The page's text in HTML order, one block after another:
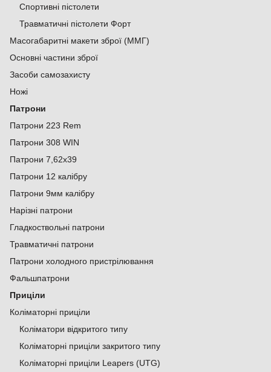
Спортивні пістолети
Травматичні пістолети Форт
Масогабаритні макети зброї (ММГ)
Основні частини зброї
Засоби самозахисту
Ножі
Патрони
Патрони 223 Rem
Патрони 308 WIN
Патрони 7,62х39
Патрони 12 калібру
Патрони 9мм калібру
Нарізні патрони
Гладкоствольні патрони
Травматичні патрони
Патрони холодного пристрілювання
Фальшпатрони
Приціли
Коліматорні приціли
Коліматори відкритого типу
Коліматорні приціли закритого типу
Коліматорні приціли Leapers (UTG)